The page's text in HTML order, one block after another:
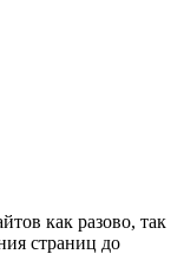
как разово, так
страниц до